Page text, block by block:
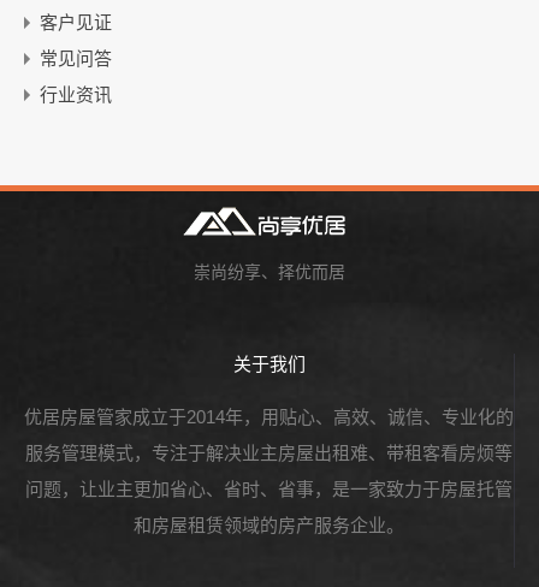
客户见证
常见问答
行业资讯
崇尚纷享、择优而居
关于我们
优居房屋管家成立于2014年，用贴心、高效、诚信、专业化的
服务管理模式，专注于解决业主房屋出租难、带租客看房烦等
问题，让业主更加省心、省时、省事，是一家致力于房屋托管
和房屋租赁领域的房产服务企业。